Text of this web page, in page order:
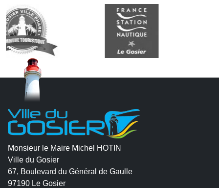
Monsieur le Maire Michel HOTIN
Ville du Gosier
67, Boulevard du Général de Gaulle
97190 Le Gosier